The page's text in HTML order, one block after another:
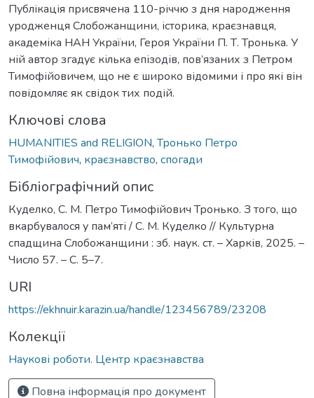
Публікація присвячена 110-річчю з дня народження
уродженця Слобожанщини, історика, краєзнавця,
академіка НАН України, Героя України П. Т. Тронька. У
ній автор згадує кілька епізодів, пов’язаних з Петром
Тимофійовичем, що не є широко відомими і про які він
повідомляє як свідок тих подій.
Ключові слова
HUMANITIES and RELIGION,Тронько Петро
Тимофійович, краєзнавство, спогади
Бібліографічний опис
Куделко, С. М. Петро Тимофійович Тронько. З того, що
вкарбувалося у пам’яті / С. М. Куделко // Культурна
спадщина Слобожанщини : зб. наук. ст. – Харків, 2025. –
Число 57. – С. 5–7.
URI
https://ekhnuir.karazin.ua/handle/123456789/23208
Колекції
Наукові роботи. Центр краєзнавства
Повна інформація про документ